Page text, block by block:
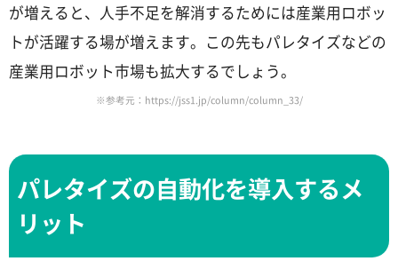
が増えると、人手不足を解消するためには産業用ロボッ
トが活躍する場が増えます。この先もパレタイズなどの
産業用ロボット市場も拡大するでしょう。
※参考元：https://jss1.jp/column/column_33/
パレタイズの自動化を導入するメ
リット